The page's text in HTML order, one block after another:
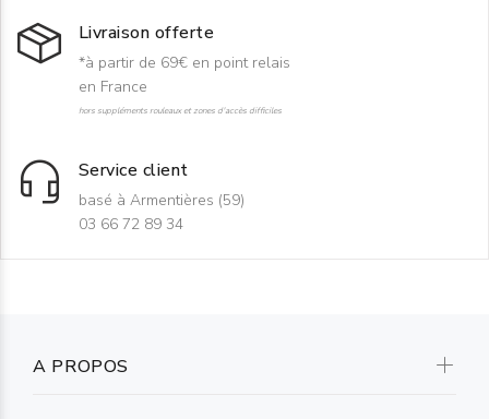
Livraison offerte
*à partir de 69€ en point relais
en France
hors suppléments rouleaux et zones d'accès difficiles
Service client
basé à Armentières (59)
03 66 72 89 34
A PROPOS